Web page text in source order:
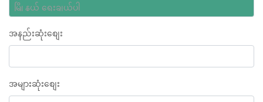
အနည်းဆုံးစျေး
အများဆုံးစျေး